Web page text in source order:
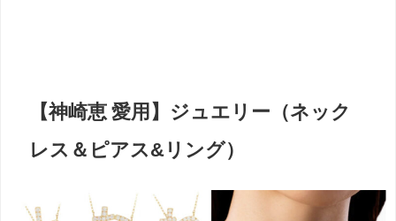
【神崎恵 愛用】ジュエリー（ネック
レス＆ピアス&リング）